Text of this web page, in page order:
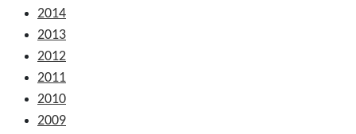
2014
2013
2012
2011
2010
2009